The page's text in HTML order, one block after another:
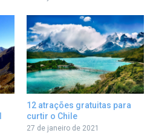
12 atrações gratuitas para
curtir o Chile
27 de janeiro de 2021